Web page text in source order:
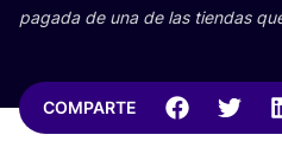
paga­da de una de las tien­das
COMPARTE